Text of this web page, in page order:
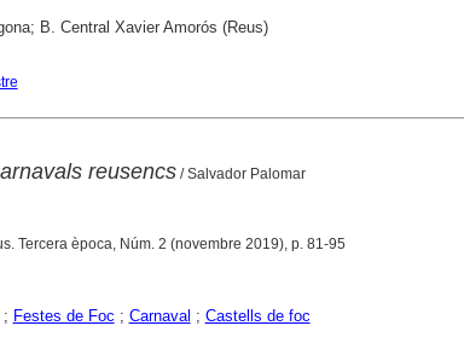
B. Central Xavier Amorós (Reus)
reusencs/ Salvador Palomar
Tercera època, Núm. 2 (novembre 2019), p. 81-95
; Festes de Foc ; Carnaval ; Castells de foc